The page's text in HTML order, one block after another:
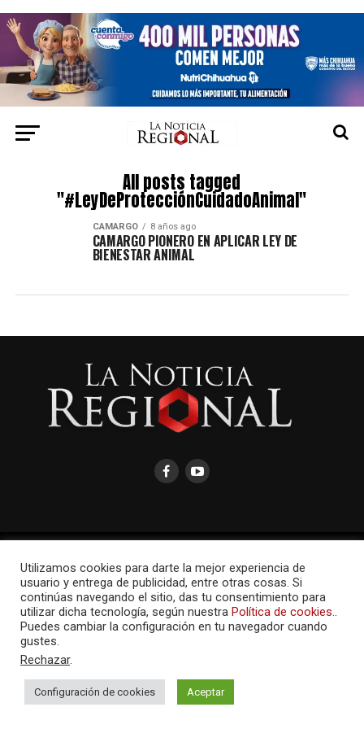
All posts tagged
"#LeyDeProtecciónCuidadoAnimal"
CAMARGO 8 años ago
CAMARGO PIONERO EN APLICAR LEY DE
BIENESTAR ANIMAL
Utilizamos cookies para darte la mejor experiencia de
usuario y entrega de publicidad, entre otras cosas. Si
continúas navegando el sitio, das tu consentimiento para
utilizar dicha tecnología, según nuestra Política de cookies..
Puedes cambiar la configuración en tu navegador cuando
gustes.
Rechazar.
Configuración de cookies Aceptar